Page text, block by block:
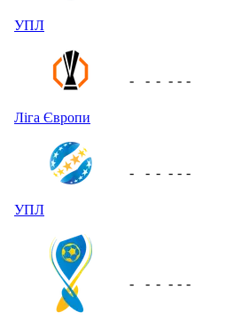
УПЛ
Ліга Європи
- - - - - -
УПЛ
- - - - - -
- - - - - -